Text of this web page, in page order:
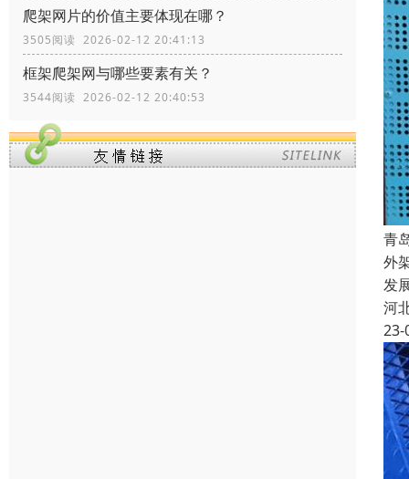
爬架网片的价值主要体现在哪？
3505阅读 2026-02-12 20:41:13
框架爬架网与哪些要素有关？
3544阅读 2026-02-12 20:40:53
青
外
发
河
23-